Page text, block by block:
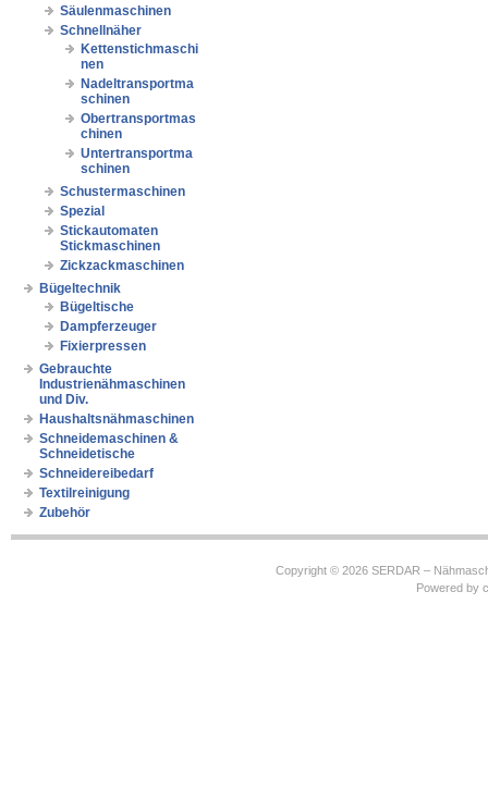
Säulenmaschinen
Schnellnäher
Kettenstichmaschi
nen
Nadeltransportma
schinen
Obertransportmas
chinen
Untertransportma
schinen
Schustermaschinen
Spezial
Stickautomaten
Stickmaschinen
Zickzackmaschinen
Bügeltechnik
Bügeltische
Dampferzeuger
Fixierpressen
Gebrauchte
Industrienähmaschinen
und Div.
Haushaltsnähmaschinen
Schneidemaschinen &
Schneidetische
Schneidereibedarf
Textilreinigung
Zubehör
Copyright © 2026 SERDAR –
Powered by